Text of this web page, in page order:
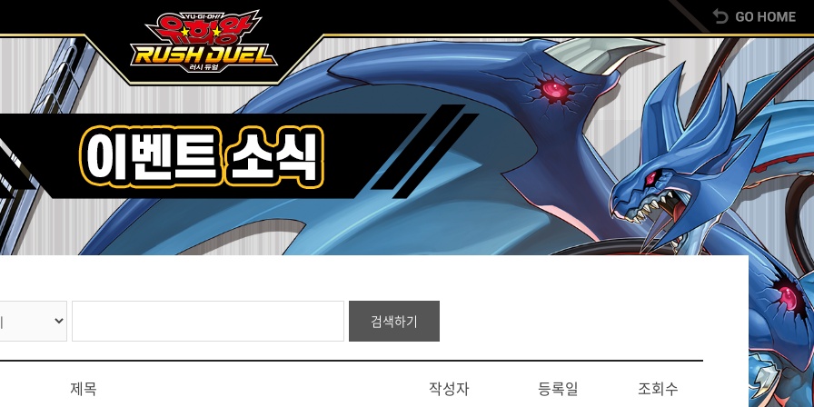
검색하기
제목 작성자 등록일 조회수